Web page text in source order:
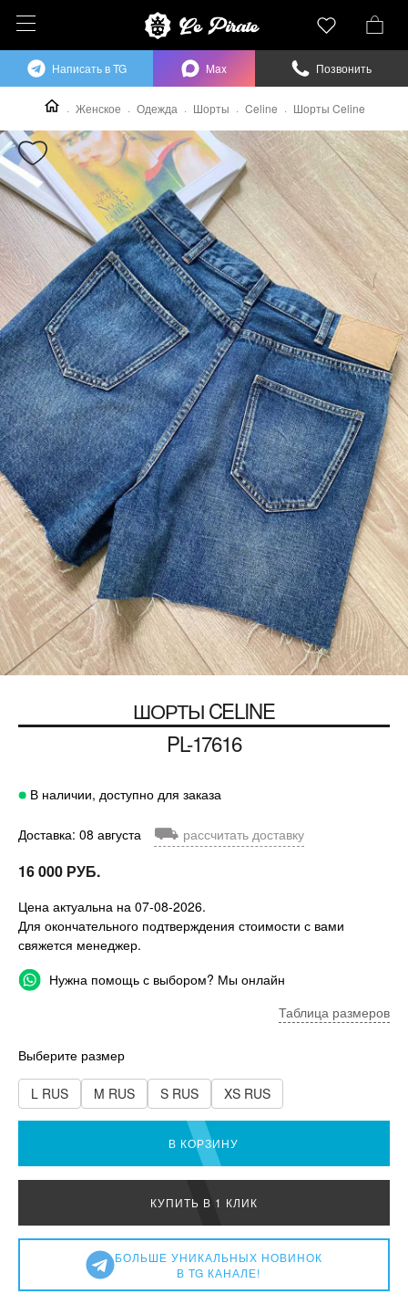
Женское Одежда Шорты Celine Шорты Celine
ШОРТЫCELINE
PL-17616
В наличии, доступно для заказа
Доставка: 08 августа ⛟ рассчитать доставку
16 000 РУБ.
Цена актуальна на 07-08-2026.
Для окончательного подтверждения стоимости с вами
свяжется менеджер.
Нужна помощь с выбором? Мы онлайн
Таблица размеров
Выберите размер
L RUS M RUS S RUS XS RUS
В КОРЗИНУ
КУПИТЬ В 1 КЛИК
БОЛЬШЕ УНИКАЛЬНЫХ НОВИНОК
В TG КАНАЛЕ!
Написать в TG Max Позвонить